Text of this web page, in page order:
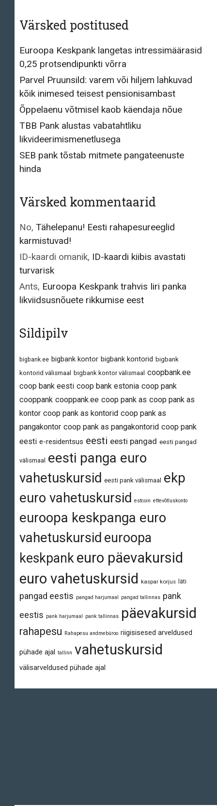
Värsked postitused
Euroopa Keskpank langetas intressimäärasid
0,25 protsendipunkti võrra
Parvel Pruunsild: varem või hiljem lahkuvad
kõik inimesed teisest pensionisambast
Õppelaenu võtmisel kaob käendaja nõue
TBB Pank alustas vabatahtliku
likvideerimismenetlusega
SEB pank tõstab mitmete pangateenuste
hinda
Värsked kommentaarid
No, Tähelepanu! Eesti rahapesureeglid
karmistuvad!
ID-kaardi omanik, ID-kaardi kiibis avastati
turvarisk
Ants, Euroopa Keskpank trahvis Iiri panka
likviidsusnõuete rikkumise eest
Sildipilv
bigbank.ee bigbank kontor bigbank kontorid bigbank
kontorid välismaal
bigbank kontor välismaal coopbank.ee
coop bank eesti coop bank estonia coop pank
cooppank cooppank.ee coop pank as coop pank as
kontor coop pank as kontorid coop pank as
pangakontor coop pank as pangakontorid coop pank
eesti e-residentsus eesti eesti pangad eesti pangad
välismaal
eesti panga euro
vahetuskursid eesti pank välismaal
ekp
euro vahetuskursid estcoin ettevõtluskonto
euroopa keskpanga euro
vahetuskursid euroopa
keskpankeuro päevakursid
euro vahetuskursid kaspar korjus läti
pangad eestis pangad harjumaal pangad tallinnas pank
eestis pank harjumaal pank tallinnas päevakursid
rahapesu Rahapesu andmebüroo riigisisesed arveldused
pühade ajal tallinn vahetuskursid
välisarveldused pühade ajal